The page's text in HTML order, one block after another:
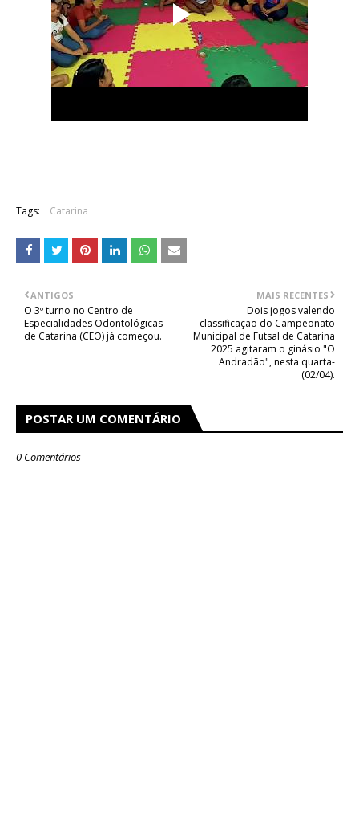
Tags: Catarina
MAIS RECENTES
Dois jogos valendo
classificação do Campeonato
Municipal de Futsal de Catarina
2025 agitaram o ginásio "O
Andradão", nesta quarta-
(02/04).
ANTIGOS
O 3º turno no Centro de
Especialidades Odontológicas
de Catarina (CEO) já começou.
POSTAR UM COMENTÁRIO
0 Comentários